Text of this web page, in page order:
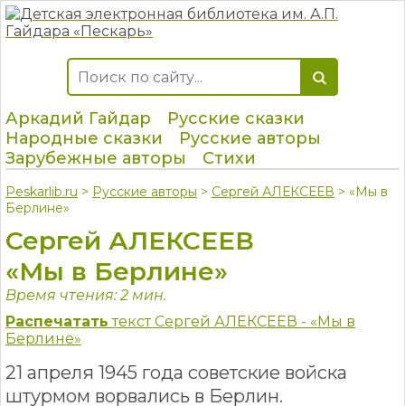
Аркадий Гайдар
Русские сказки
Народные сказки
Русские авторы
Зарубежные авторы
Стихи
Peskarlib.ru > Русские авторы > Сергей АЛЕКСЕЕВ > «Мы в
Берлине»
Сергей АЛЕКСЕЕВ
«Мы в Берлине»
Время чтения: 2 мин.
Распечатать текст Сергей АЛЕКСЕЕВ - «Мы в
Берлине»
21 апреля 1945 года советские войска
штурмом ворвались в Берлин.